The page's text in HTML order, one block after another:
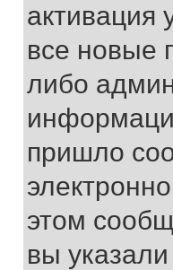
активация
все новые
либо
пришло
этом
вы